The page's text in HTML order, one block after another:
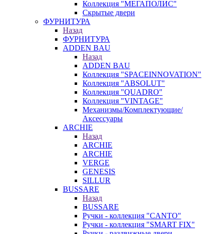
Коллекция "МЕГАПОЛИС"
Скрытые двери
ФУРНИТУРА
Назад
ФУРНИТУРА
ADDEN BAU
Назад
ADDEN BAU
Коллекция "SPACEINNOVATION"
Коллекция "ABSOLUT"
Коллекция "QUADRO"
Коллекция "VINTAGE"
Механизмы/Комплектующие/
Аксессуары
ARCHIE
Назад
ARCHIE
ARCHIE
VERGE
GENESIS
SILLUR
BUSSARE
Назад
BUSSARE
Ручки - коллекция "CANTO"
Ручки - коллекция "SMART FIX"